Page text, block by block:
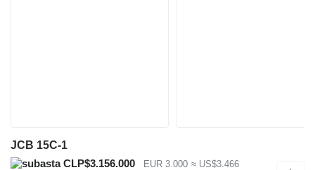
JCB 15C-1
CLP$3.156.000
EUR 3.000 ≈ US$3.466